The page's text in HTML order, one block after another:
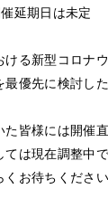
延期日は未定
ける新型コロナ
優先に検討し
皆様には開催
は現在調整中
お待ちくださ